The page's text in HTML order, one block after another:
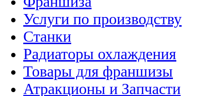
Услуги по производству
Станки
Радиаторы охлаждения
Товары для франшизы
Атракционы и Запчасти